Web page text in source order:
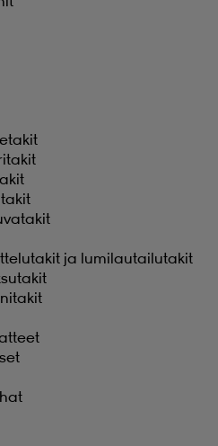
ja lumilautailutakit